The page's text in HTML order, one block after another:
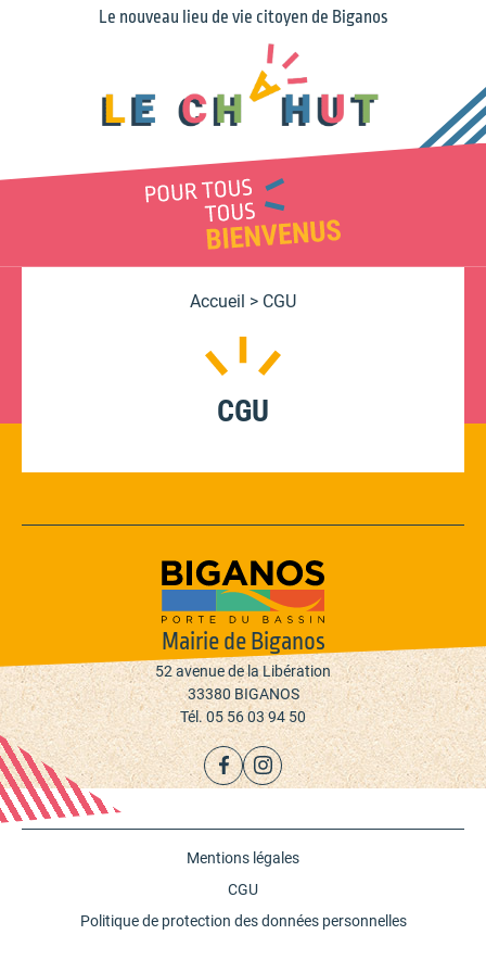
Le nouveau lieu de vie citoyen de Biganos
Accueil > CGU
CGU
Mairie de Biganos
52 avenue de la Libération
33380 BIGANOS
Tél. 05 56 03 94 50
Mentions légales
CGU
Politique de protection des données personnelles